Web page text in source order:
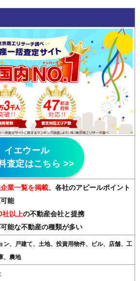
イエウール
査定はこちら >>
業一覧を掲載、各社のアピールポイント
能
社以上の不動産会社と提携
可能な不動産の種類が多い
ン、戸建て、土地、投資用物件、ビル、店舗、工
、農地